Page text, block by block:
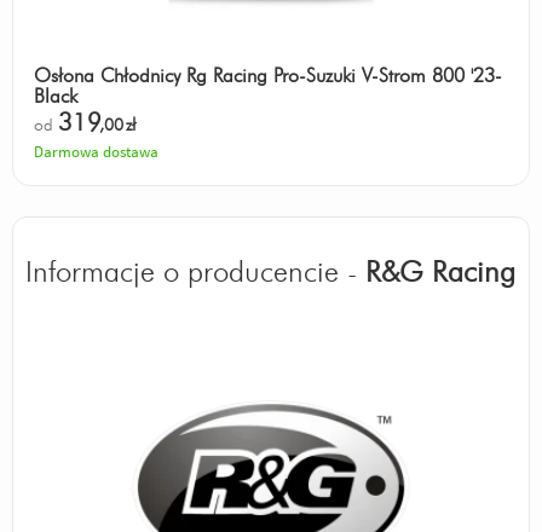
Osłona Chłodnicy Rg Racing Pro-Suzuki V-Strom 800 '23-
Black
od 319,00zł
Darmowa dostawa
Informacje o producencie - R&G Racing